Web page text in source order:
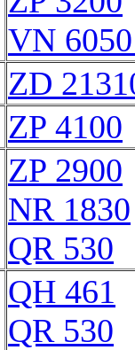
VN
ZD
ZP 4100
ZP 2900
NR 1830
QR 530
QH 461
QR 530